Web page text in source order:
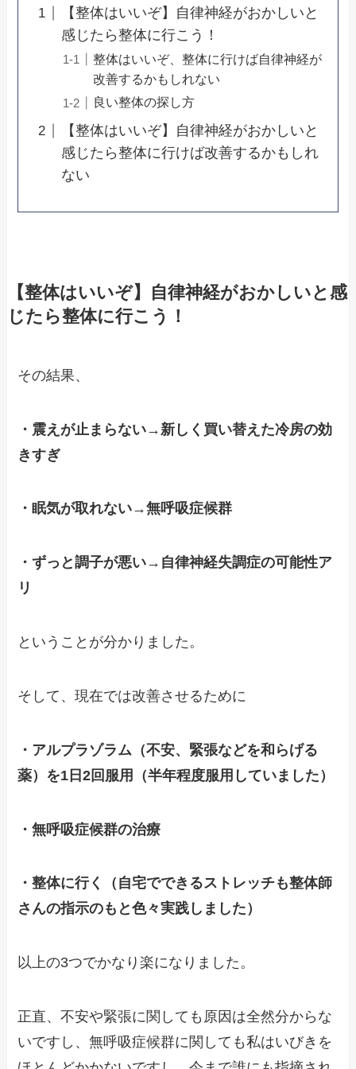
【整体はいいぞ】自律神経がおかしいと
感じたら整体に行こう！
整体はいいぞ、整体に行けば自律神経が
改善するかもしれない
良い整体の探し方
【整体はいいぞ】自律神経がおかしいと
感じたら整体に行けば改善するかもしれ
ない
【整体はいいぞ】自律神経がおかしいと感
じたら整体に行こう！
その結果、
・震えが止まらない→新しく買い替えた冷房の効
きすぎ
・眠気が取れない→無呼吸症候群
・ずっと調子が悪い→自律神経失調症の可能性ア
リ
ということが分かりました。
そして、現在では改善させるために
・アルプラゾラム（不安、緊張などを和らげる
薬）を1日2回服用（半年程度服用していました）
・無呼吸症候群の治療
・整体に行く（自宅でできるストレッチも整体師
さんの指示のもと色々実践しました）
以上の3つでかなり楽になりました。
正直、不安や緊張に関しても原因は全然分からな
いですし、無呼吸症候群に関しても私はいびきを